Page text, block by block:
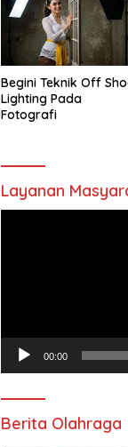
Begini Teknik Off
Lighting Pada
Fotografi
Layanan
00:00
Berita Olahraga